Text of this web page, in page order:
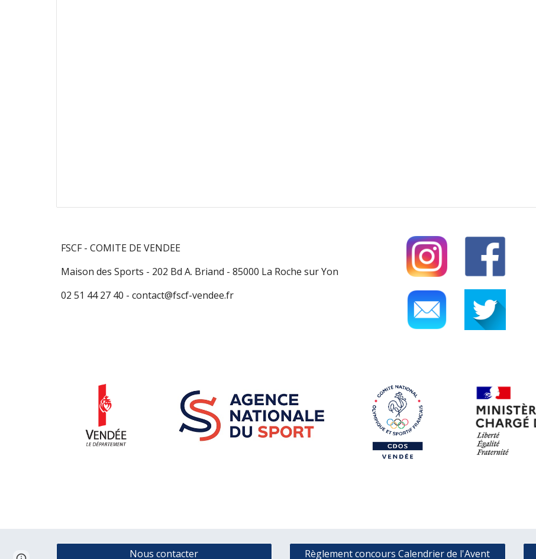
FSCF - COMITE DE VENDEE
Maison des Sports - 202 Bd A. Briand - 85000 La Roche sur Yon
02 51 44 27 40 - contact@fscf-vendee.fr
Nous contacter Règlement concours Calendrier de l'Avent